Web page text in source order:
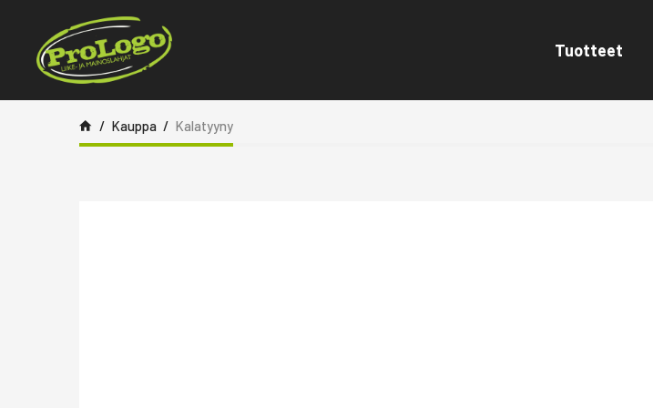
Tuotteet
Kauppa Kalatyyny